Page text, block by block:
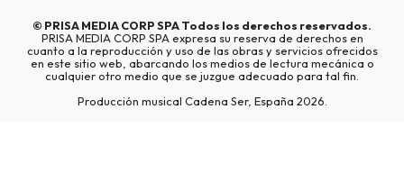
© PRISA MEDIA CORP SPATodos los derechos reservados.
PRISA MEDIA CORP SPA expresa su reserva de derechos en
cuanto a la reproducción y uso de las obras y servicios ofrecidos
en este sitio web, abarcando los medios de lectura mecánica o
cualquier otro medio que se juzgue adecuado para tal fin.
Producción musical Cadena Ser, España 2026.